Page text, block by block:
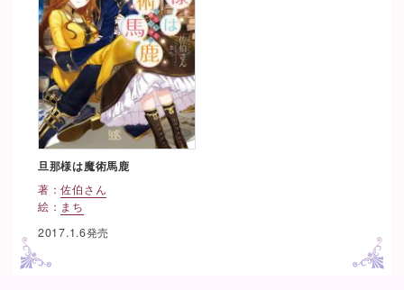
旦那様は魔術馬鹿
著：佐伯さん
絵： まち
2017.1.6発売